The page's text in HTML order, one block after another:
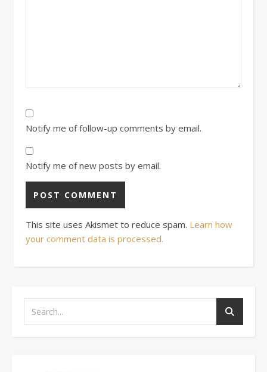
Notify me of follow-up comments by email.
Notify me of new posts by email.
This site uses Akismet to reduce spam. Learn how
your comment data is processed.